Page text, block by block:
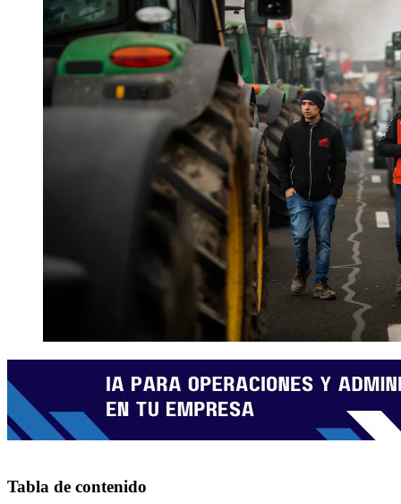
Tabla de contenido